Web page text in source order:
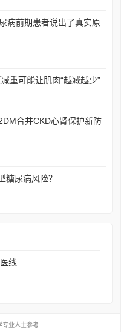
病前期患者说出了真实原
重可能让肌肉“越减越少”
合并CKD心肾保护新防
糖尿病风险？
线
专业人士参考